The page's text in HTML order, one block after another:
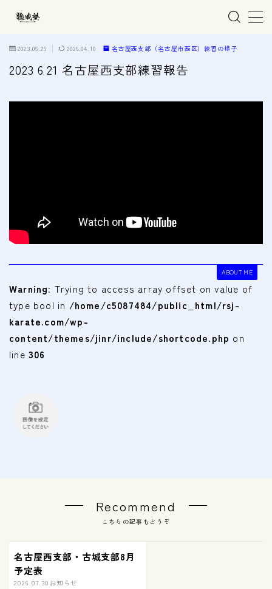
MENU
清須市の道場
無料体験
入会申込
塾長より
指導部紹介
2023.06.29 2026.04.10 名古屋西支部（名古屋市西区）練習の様子
2023 6 21 名古屋西支部練習報告
ABOUT ME
Warning: Trying to access array offset on value of
type bool in /home/c5087484/public_html/rsj-
karate.com/wp-
content/themes/jinr/include/shortcode.php on
line 306
Recommend
こちらの記事もどうぞ
名古屋西支部・古城支部8月
予定表
2026.07.30 お知らせ